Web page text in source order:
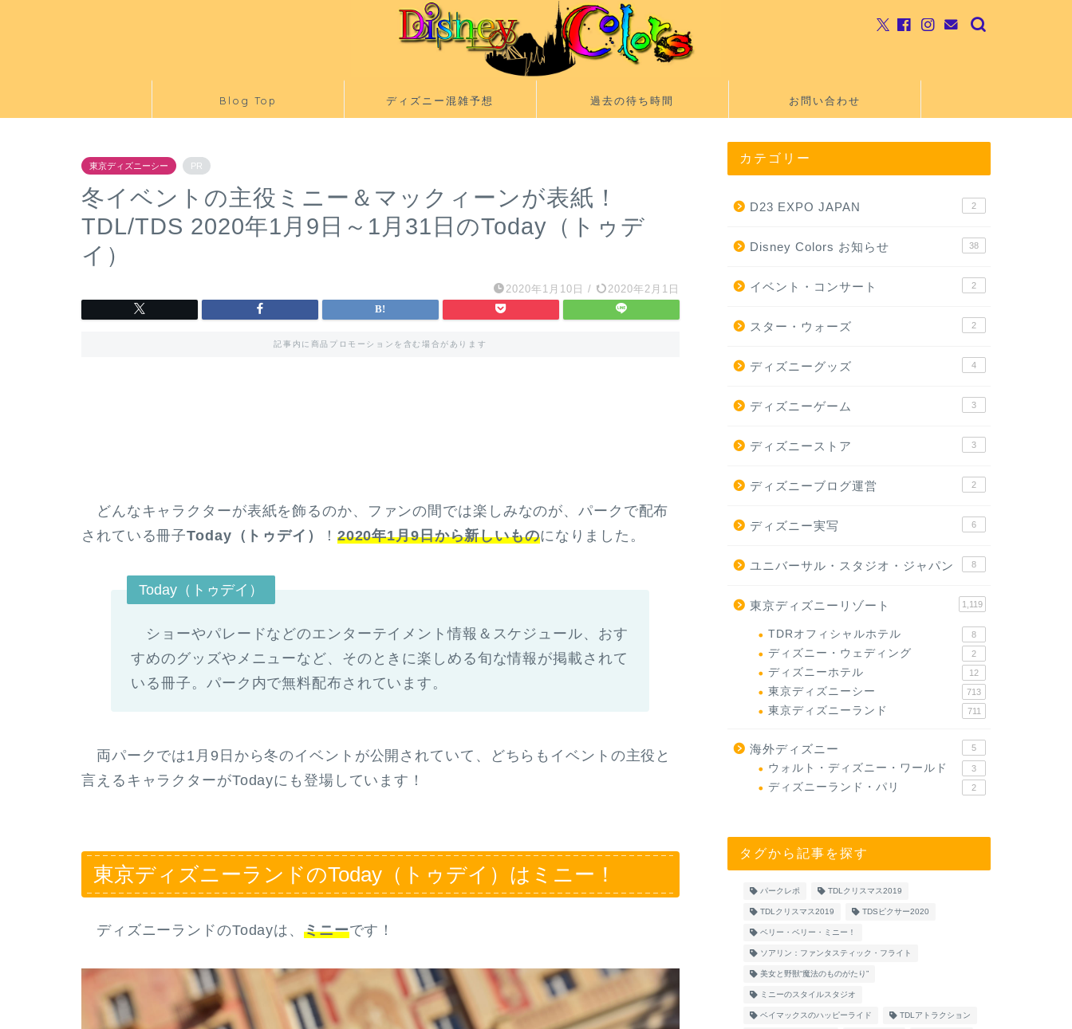
Blog Top ディズニー混雑予想 過去の待ち時間 お問い合わせ
東京ディズニーシー PR
冬イベントの主役ミニー＆マックィーンが表紙！
TDL/TDS 2020年1月9日～1月31日のToday（トゥデ
イ）
2020年1月10日 / 2020年2月1日
記事内に商品プロモーションを含む場合があります
どんなキャラクターが表紙を飾るのか、ファンの間では楽しみなのが、パークで配布
されている冊子Today（トゥデイ） ！ 2020年1月9日から新しいものになりました。
Today（トゥデイ）
ショーやパレードなどのエンターテイメント情報＆スケジュール、おす
すめのグッズやメニューなど、そのときに楽しめる旬な情報が掲載されて
いる冊子。パーク内で無料配布されています。
両パークでは1月9日から冬のイベントが公開されていて、どちらもイベントの主役と
言えるキャラクターがTodayにも登場しています！
東京ディズニーランドのToday（トゥデイ）はミニー！
ディズニーランドのTodayは、 ミニーです！
カテゴリー
D23 EXPO JAPAN 2
Disney Colors お知らせ 38
イベント・コンサート 2
スター・ウォーズ 2
ディズニーグッズ 4
ディズニーゲーム 3
ディズニーストア 3
ディズニーブログ運営 2
ディズニー実写 6
ユニバーサル・スタジオ・ジャパン 8
東京ディズニーリゾート 1,119
TDRオフィシャルホテル 8
ディズニー・ウェディング 2
ディズニーホテル 12
東京ディズニーシー 713
東京ディズニーランド 711
海外ディズニー 5
ウォルト・ディズニー・ワールド 3
ディズニーランド・パリ 2
タグから記事を探す
パークレポ TDLクリスマス2019
TDLクリスマス2019 TDSピクサー2020
ベリー・ベリー・ミニー！
ソアリン：ファンタスティック・フライト
美女と野獣“魔法のものがたり”
ミニーのスタイルスタジオ
ベイマックスのハッピーライド TDLアトラクション